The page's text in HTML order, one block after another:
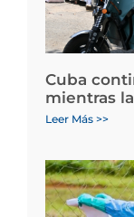
Cuba
mientras
Leer Más >>